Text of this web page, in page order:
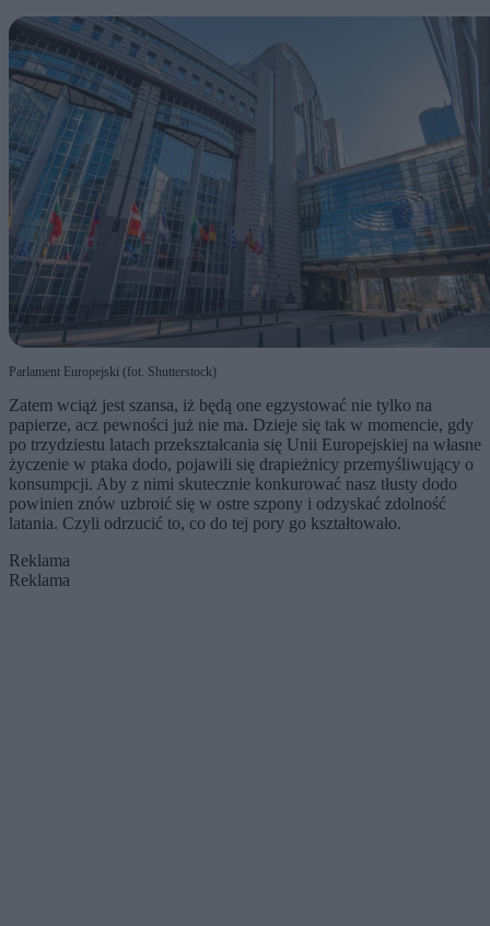
Parlament Europejski (fot. Shutterstock)
Zatem wciąż jest szansa, iż będą one egzystować nie tylko na
papierze, acz pewności już nie ma. Dzieje się tak w momencie, gdy
po trzydziestu latach przekształcania się Unii Europejskiej na własne
życzenie w ptaka dodo, pojawili się drapieżnicy przemyśliwujący o
konsumpcji. Aby z nimi skutecznie konkurować nasz tłusty dodo
powinien znów uzbroić się w ostre szpony i odzyskać zdolność
latania. Czyli odrzucić to, co do tej pory go kształtowało.
Reklama
Reklama